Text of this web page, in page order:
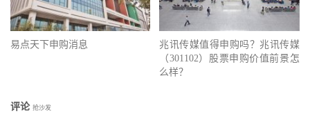
易点天下申购消息
兆讯传媒值得申购吗？兆讯传媒
（301102）股票申购价值前景怎
么样？
评论 抢沙发